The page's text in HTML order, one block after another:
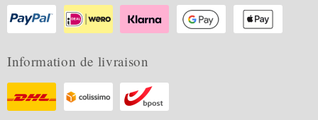
Information de livraison